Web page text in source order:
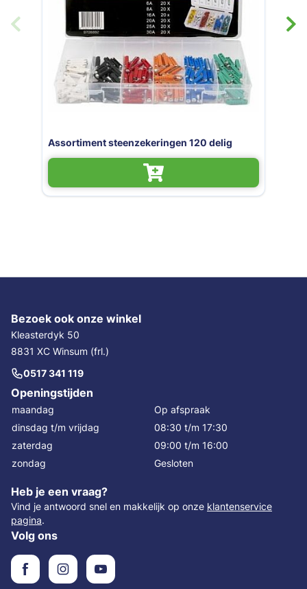
120 delig Assortiment
Bezoek ook onze winkel
Kleasterdyk 50
8831 XC Winsum (frl.)
0517 341 119
Openingstijden
maandag
Op afspraak
dinsdag t/m vrijdag
08:30 t/m 17:30
zaterdag
09:00 t/m 16:00
zondag
Gesloten
Heb je een vraag?
Vind je antwoord snel en makkelijk op onze klantenservice
pagina.
Volg ons